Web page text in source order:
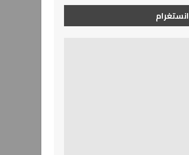
انستغرام